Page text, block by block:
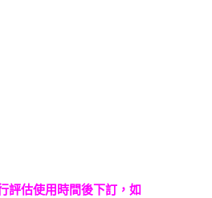
評估使用時間後下訂，如